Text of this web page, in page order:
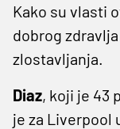
Kako su vlasti
dobrog
zlostavljanja.
Diaz, koji je 43
je za Liverpool